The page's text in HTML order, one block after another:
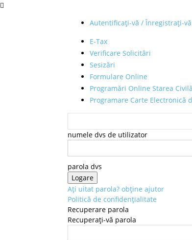
Autentificați-vă / Înregistrați-vă
E-Tax
Verificare Solicitări
Sesizări
Formulare Online
Programări Online Starea Civilă
Programare Carte Electronică
numele dvs de utilizator
parola dvs
Ați uitat parola? obține ajutor
Politică de confidențialitate
Recuperare parola
Recuperați-vă parola